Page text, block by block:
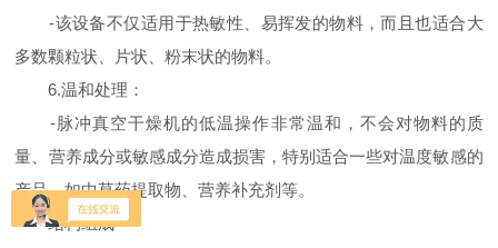
-该设备不仅适用于热敏性、易挥发的物料，而且也适合大
多数颗粒状、片状、粉末状的物料。
6.温和处理：
-脉冲真空干燥机的低温操作非常温和，不会对物料的质
量、营养成分或敏感成分造成损害，特别适合一些对温度敏感的
产品，如中草药提取物、营养补充剂等。
结构组成